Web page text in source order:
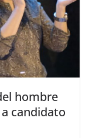
hombre
candidato